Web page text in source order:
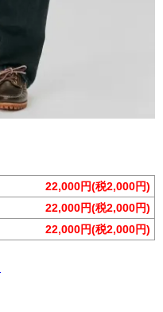
22,000円(税2,000円)
22,000円(税2,000円)
22,000円(税2,000円)